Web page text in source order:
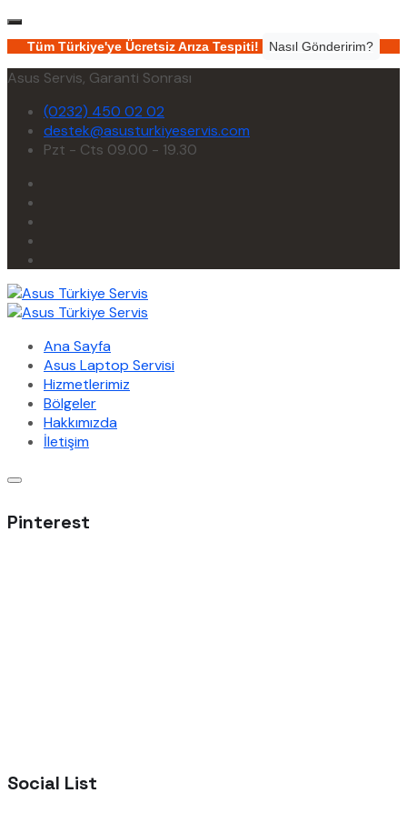
Tüm Türkiye'ye Ücretsiz Arıza Tespiti! Nasıl Gönderirim?
Asus Servis, Garanti Sonrası
(0232) 450 02 02
destek@asusturkiyeservis.com
Pzt - Cts 09.00 - 19.30
Ana Sayfa
Asus Laptop Servisi
Hizmetlerimiz
Bölgeler
Hakkımızda
İletişim
Pinterest
Social List